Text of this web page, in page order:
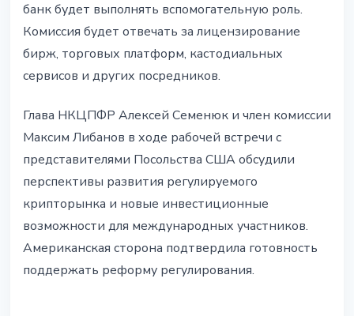
банк будет выполнять вспомогательную роль.
Комиссия будет отвечать за лицензирование
бирж, торговых платформ, кастодиальных
сервисов и других посредников.
Глава НКЦПФР Алексей Семенюк и член комиссии
Максим Либанов в ходе рабочей встречи с
представителями Посольства США обсудили
перспективы развития регулируемого
крипторынка и новые инвестиционные
возможности для международных участников.
Американская сторона подтвердила готовность
поддержать реформу регулирования.